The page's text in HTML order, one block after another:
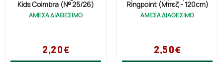
Kids Coimbra (№ 25/26)
ΑΜΕΣΑ ΔΙΑΘΕΣΙΜΟ
2,20€
Ringpoint (Μπεζ - 120cm)
ΑΜΕΣΑ ΔΙΑΘΕΣΙΜΟ
2,50€